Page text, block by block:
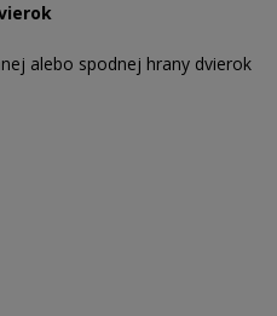
alebo spodnej hrany dvierok